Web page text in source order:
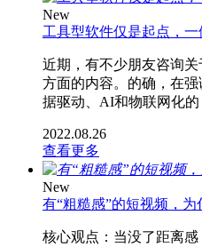
New
工具型软件仅是起点，
近期，有不少朋友咨询
方面的内容。的确，在
据驱动、AI和物联网化
2022.08.26
查看更多
New
有“粗糙感”的短视频，为
核心观点：当没了距离